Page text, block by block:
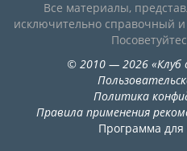
Все материалы,
исключительно справочный
© 2010— 2026«Клуб
Политика
Правила применения
Программа для